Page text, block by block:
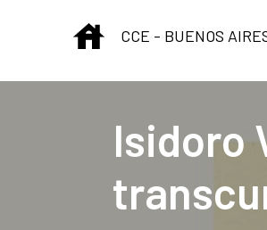
INICIO
CCE - BUENOS
CentroIsidoro